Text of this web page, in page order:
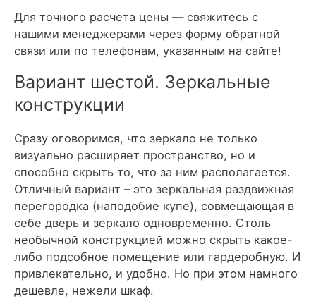
Для точного расчета цены — свяжитесь с
нашими менеджерами через форму обратной
связи или по телефонам, указанным на сайте!
Вариант шестой. Зеркальные
конструкции
Сразу оговоримся, что зеркало не только
визуально расширяет пространство, но и
способно скрыть то, что за ним располагается.
Отличный вариант – это зеркальная раздвижная
перегородка (наподобие купе), совмещающая в
себе дверь и зеркало одновременно. Столь
необычной конструкцией можно скрыть какое-
либо подсобное помещение или гардеробную. И
привлекательно, и удобно. Но при этом намного
дешевле, нежели шкаф.